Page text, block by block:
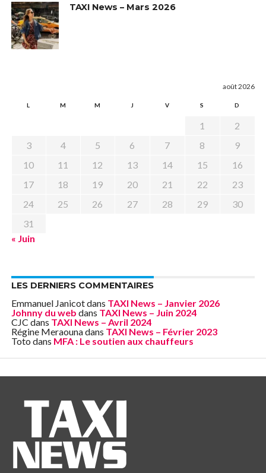
TAXI News – Mars 2026
août 2026
L M M J V S D
1
2
3
4 5 6 7 8
9
10
11 12 13 14 15
16
17
18 19 20 21 22
23
24
25 26 27 28 29
30
31
« Juin
LES DERNIERS COMMENTAIRES
Emmanuel Janicotdans TAXI News – Janvier 2026
Johnny du web dans TAXI News – Juin 2024
CJC dans TAXI News – Avril 2024
Régine Meraounadans TAXI News – Février 2023
Toto dans MFA : Le soutien aux chauffeurs